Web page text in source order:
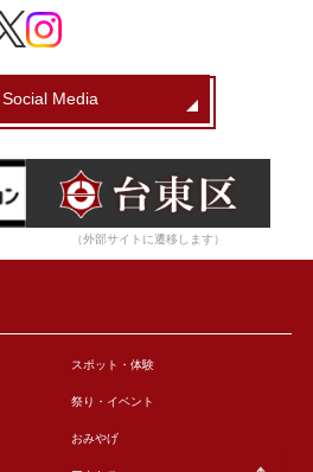
Media
（外部サイトに遷移します）
スポット・体験
祭り・イベント
おみやげ